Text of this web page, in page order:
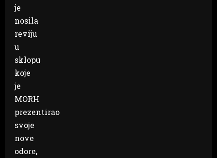
je
nosila
reviju
u
sklopu
koje
je
MORH
prezentirao
svoje
nove
odore,